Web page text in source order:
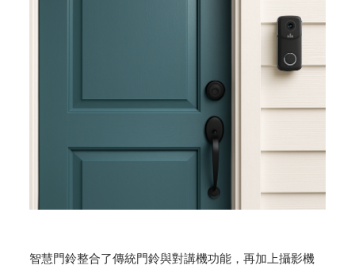
智慧門鈴整合了傳統門鈴與對講機功能，再加上攝影機